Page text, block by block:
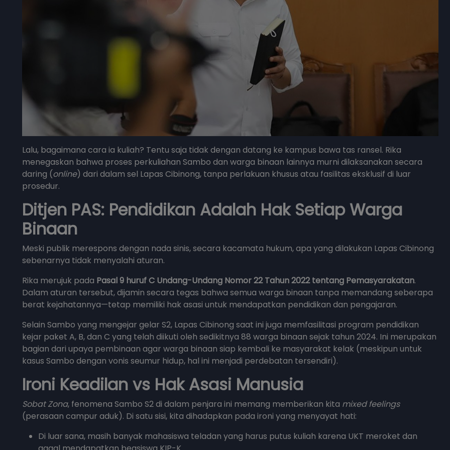
Lalu, bagaimana cara ia kuliah? Tentu saja tidak dengan datang ke kampus bawa tas ransel. Rika
menegaskan bahwa proses perkuliahan Sambo dan warga binaan lainnya murni dilaksanakan secara
daring (online) dari dalam sel Lapas Cibinong, tanpa perlakuan khusus atau fasilitas eksklusif di luar
prosedur.
Ditjen PAS: Pendidikan Adalah Hak Setiap Warga
Binaan
Meski publik merespons dengan nada sinis, secara kacamata hukum, apa yang dilakukan Lapas Cibinong
sebenarnya tidak menyalahi aturan.
Rika merujuk pada Pasal 9 huruf C Undang-Undang Nomor 22 Tahun 2022 tentang Pemasyarakatan.
Dalam aturan tersebut, dijamin secara tegas bahwa semua warga binaan tanpa memandang seberapa
berat kejahatannya—tetap memiliki hak asasi untuk mendapatkan pendidikan dan pengajaran.
Selain Sambo yang mengejar gelar S2, Lapas Cibinong saat ini juga memfasilitasi program pendidikan
kejar paket A, B, dan C yang telah diikuti oleh sedikitnya 88 warga binaan sejak tahun 2024. Ini merupakan
bagian dari upaya pembinaan agar warga binaan siap kembali ke masyarakat kelak (meskipun untuk
kasus Sambo dengan vonis seumur hidup, hal ini menjadi perdebatan tersendiri).
Ironi Keadilan vs Hak Asasi Manusia
Sobat Zona, fenomena Sambo S2 di dalam penjara ini memang memberikan kita mixed feelings
(perasaan campur aduk). Di satu sisi, kita dihadapkan pada ironi yang menyayat hati:
Di luar sana, masih banyak mahasiswa teladan yang harus putus kuliah karena UKT meroket dan